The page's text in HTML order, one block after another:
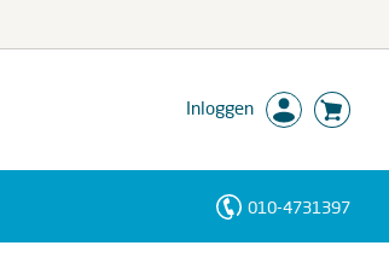
Inloggen
010-4731397